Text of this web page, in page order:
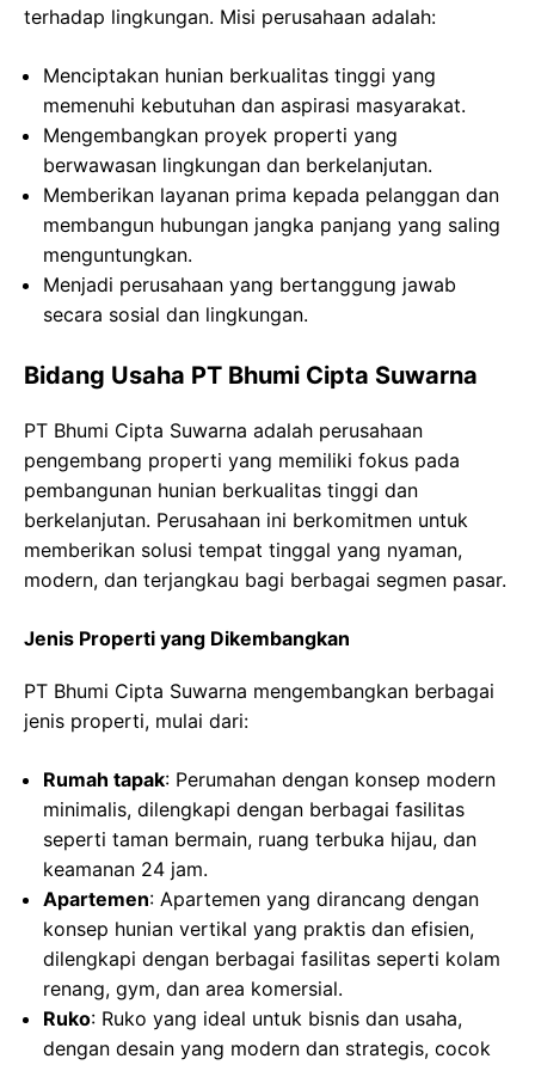
terhadap lingkungan. Misi perusahaan adalah:
Menciptakan hunian berkualitas tinggi yang
memenuhi kebutuhan dan aspirasi masyarakat.
Mengembangkan proyek properti yang
berwawasan lingkungan dan berkelanjutan.
Memberikan layanan prima kepada pelanggan dan
membangun hubungan jangka panjang yang saling
menguntungkan.
Menjadi perusahaan yang bertanggung jawab
secara sosial dan lingkungan.
Bidang Usaha PT Bhumi Cipta Suwarna
PT Bhumi Cipta Suwarna adalah perusahaan
pengembang properti yang memiliki fokus pada
pembangunan hunian berkualitas tinggi dan
berkelanjutan. Perusahaan ini berkomitmen untuk
memberikan solusi tempat tinggal yang nyaman,
modern, dan terjangkau bagi berbagai segmen pasar.
Jenis Properti yang Dikembangkan
PT Bhumi Cipta Suwarna mengembangkan berbagai
jenis properti, mulai dari:
Rumah tapak: Perumahan dengan konsep modern
minimalis, dilengkapi dengan berbagai fasilitas
seperti taman bermain, ruang terbuka hijau, dan
keamanan 24 jam.
Apartemen: Apartemen yang dirancang dengan
konsep hunian vertikal yang praktis dan efisien,
dilengkapi dengan berbagai fasilitas seperti kolam
renang, gym, dan area komersial.
Ruko: Ruko yang ideal untuk bisnis dan usaha,
dengan desain yang modern dan strategis, cocok